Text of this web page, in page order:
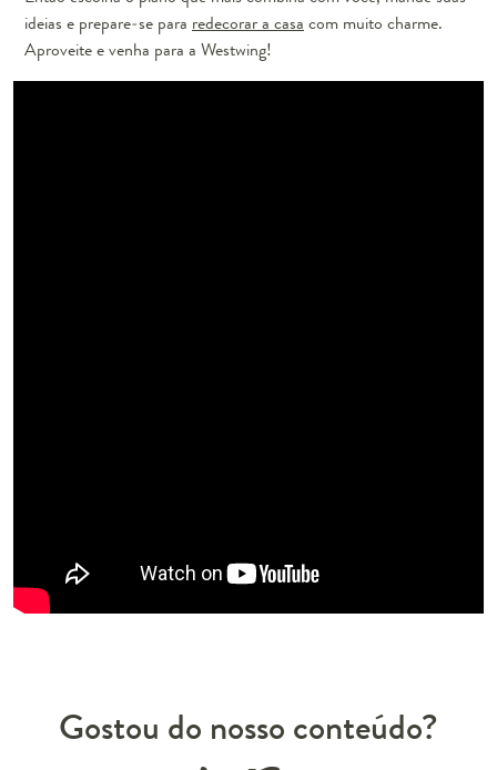
ideias e prepare-se para redecorar a casa com muito charme.
Aproveite e venha para a Westwing!
Gostou do nosso conteúdo?